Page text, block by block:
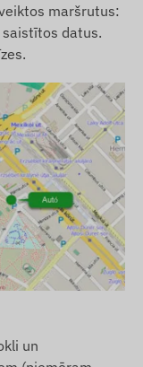
maršrutus:
datus.
un